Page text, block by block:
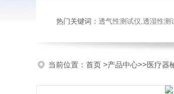
热门关键词： 透气性测试仪,透湿性测试仪,
当前位置： 首页 >产品中心>>医疗器